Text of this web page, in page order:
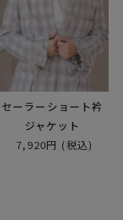
セーラーショート衿
ジャケット
7,920円 (税込)